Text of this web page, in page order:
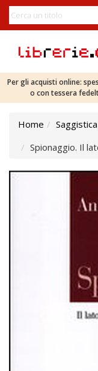
Per gli acquisti online:
o con tessera
Home Saggistica
Spionaggio. Il